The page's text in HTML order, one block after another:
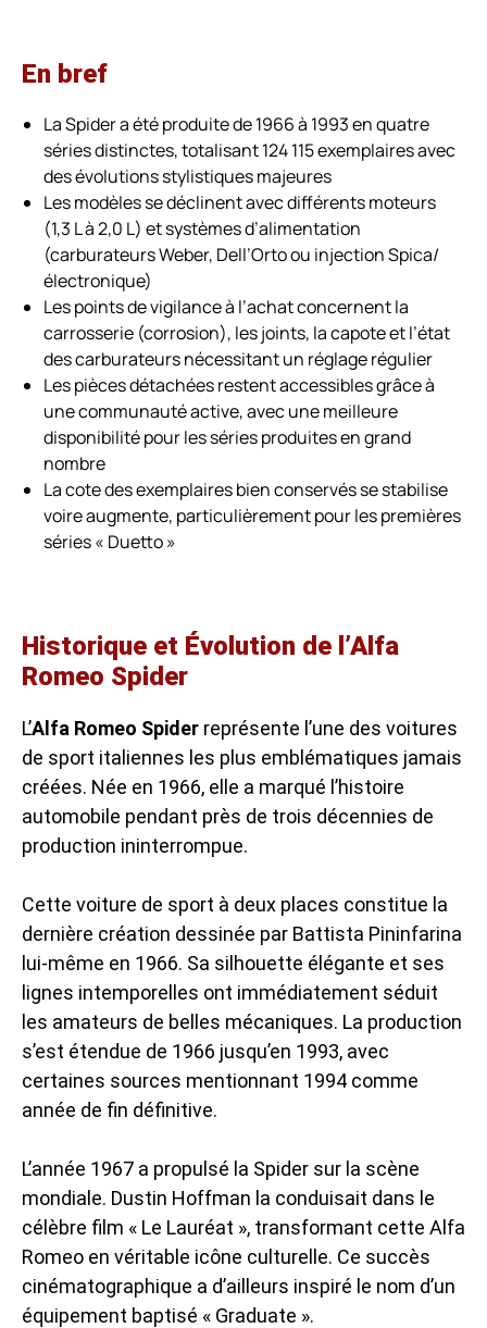
En bref
La Spider a été produite de 1966 à 1993 en quatre
séries distinctes, totalisant 124 115 exemplaires avec
des évolutions stylistiques majeures
Les modèles se déclinent avec différents moteurs
(1,3 L à 2,0 L) et systèmes d’alimentation
(carburateurs Weber, Dell’Orto ou injection Spica/
électronique)
Les points de vigilance à l’achat concernent la
carrosserie (corrosion), les joints, la capote et l’état
des carburateurs nécessitant un réglage régulier
Les pièces détachées restent accessibles grâce à
une communauté active, avec une meilleure
disponibilité pour les séries produites en grand
nombre
La cote des exemplaires bien conservés se stabilise
voire augmente, particulièrement pour les premières
séries « Duetto »
Historique et Évolution de l’Alfa
Romeo Spider
L’Alfa Romeo Spider représente l’une des voitures
de sport italiennes les plus emblématiques jamais
créées. Née en 1966, elle a marqué l’histoire
automobile pendant près de trois décennies de
production ininterrompue.
Cette voiture de sport à deux places constitue la
dernière création dessinée par Battista Pininfarina
lui-même en 1966. Sa silhouette élégante et ses
lignes intemporelles ont immédiatement séduit
les amateurs de belles mécaniques. La production
s’est étendue de 1966 jusqu’en 1993, avec
certaines sources mentionnant 1994 comme
année de fin définitive.
L’année 1967 a propulsé la Spider sur la scène
mondiale. Dustin Hoffman la conduisait dans le
célèbre film « Le Lauréat », transformant cette Alfa
Romeo en véritable icône culturelle. Ce succès
cinématographique a d’ailleurs inspiré le nom d’un
équipement baptisé « Graduate ».